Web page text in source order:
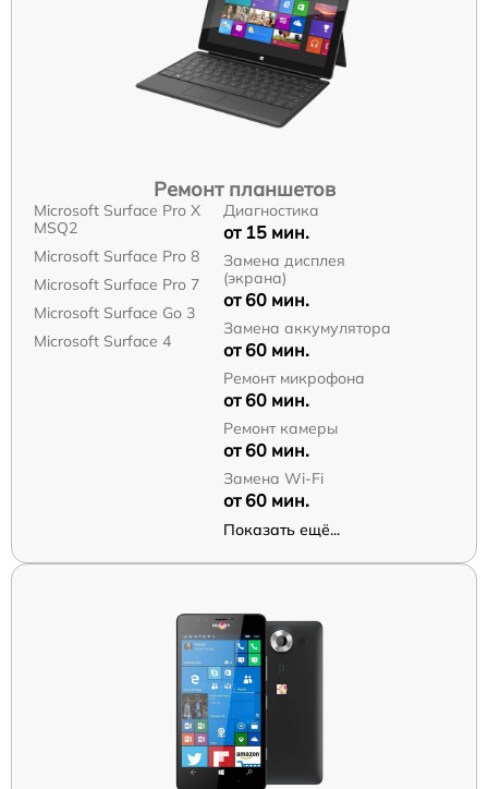
Ремонт планшетов
Microsoft Surface Pro X
MSQ2
Microsoft Surface Pro 8
Microsoft Surface Pro 7
Microsoft Surface Go 3
Microsoft Surface 4
Диагностика
от 15 мин.
Замена дисплея
(экрана)
от 60 мин.
Замена аккумулятора
от 60 мин.
Ремонт микрофона
от 60 мин.
Ремонт камеры
от 60 мин.
Замена Wi-Fi
от 60 мин.
Показать ещё...